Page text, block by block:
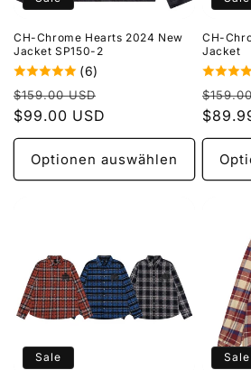
e
:
CH-Chrome Hearts 2024 New
Jacket SP150-2
(6)
Normaler
Preis
$159.00 USD
Verkaufspreis
$99.00 USD
Optionen auswählen
CH-
Jacket
Preis
Sale Sale